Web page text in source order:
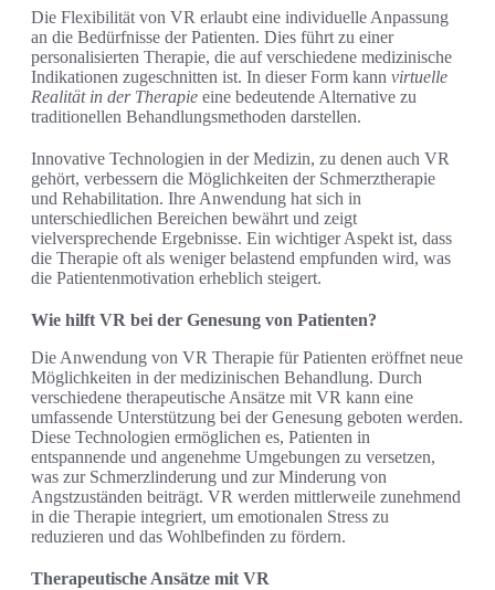
Die Flexibilität von VR erlaubt eine individuelle Anpassung
an die Bedürfnisse der Patienten. Dies führt zu einer
personalisierten Therapie, die auf verschiedene medizinische
Indikationen zugeschnitten ist. In dieser Form kann virtuelle
Realität in der Therapie eine bedeutende Alternative zu
traditionellen Behandlungsmethoden darstellen.
Innovative Technologien in der Medizin, zu denen auch VR
gehört, verbessern die Möglichkeiten der Schmerztherapie
und Rehabilitation. Ihre Anwendung hat sich in
unterschiedlichen Bereichen bewährt und zeigt
vielversprechende Ergebnisse. Ein wichtiger Aspekt ist, dass
die Therapie oft als weniger belastend empfunden wird, was
die Patientenmotivation erheblich steigert.
Wie hilft VR bei der Genesung von Patienten?
Die Anwendung von VR Therapie für Patienten eröffnet neue
Möglichkeiten in der medizinischen Behandlung. Durch
verschiedene therapeutische Ansätze mit VR kann eine
umfassende Unterstützung bei der Genesung geboten werden.
Diese Technologien ermöglichen es, Patienten in
entspannende und angenehme Umgebungen zu versetzen,
was zur Schmerzlinderung und zur Minderung von
Angstzuständen beiträgt. VR werden mittlerweile zunehmend
in die Therapie integriert, um emotionalen Stress zu
reduzieren und das Wohlbefinden zu fördern.
Therapeutische Ansätze mit VR